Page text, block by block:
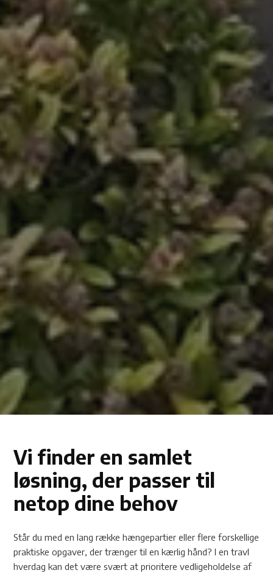
Vi finder en samlet
løsning, der passer til
netop dine behov
Står du med en lang række hængepartier eller flere forskellige
praktiske opgaver, der trænger til en kærlig hånd? I en travl
hverdag kan det være svært at prioritere vedligeholdelse af